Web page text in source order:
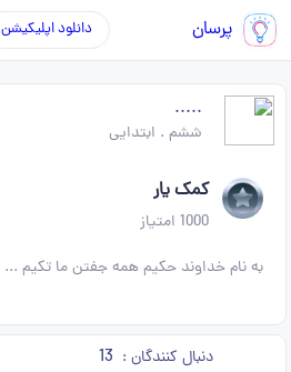
پرسان دانلود اپلیکیشن
.....
ششم . ابتدایی
کمک یار
1000 امتیاز
به نام خداوند حکیم همه جفتن ما تکیم ...
دنبال کنندگان : 13